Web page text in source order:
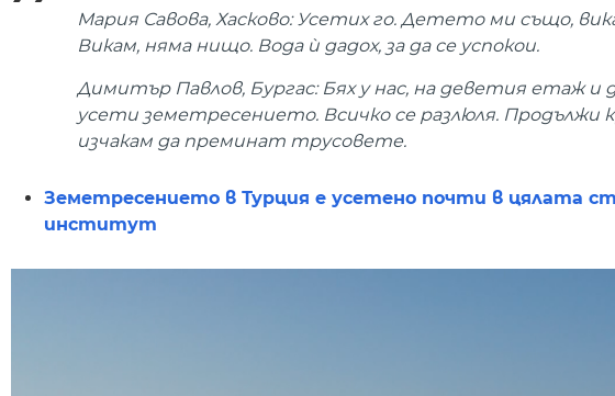
Мария Савова, Хасково: Усетих го. Детето ми също,
Викам, няма нищо. Вода ѝ дадох, за да се успокои.
Димитър Павлов, Бургас: Бях у нас, на деветия етаж и
усети земетресението. Всичко се разлюля. Продължи
изчакам да преминат трусовете.
Земетресението в Турция е усетено почти в цялата
институт